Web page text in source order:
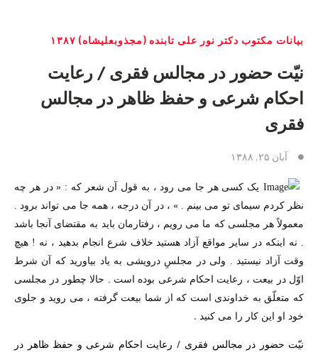
بیانات مکتوب دکتر نور علی تابنده (مجذوبعلیشاه) ۱۳۸۷
نیّت حضور در مجالس فقری / رعایت
احکام شرعی و حفظ ظاهر در مجالس
فقری
آبان ۲۵, ۱۳۸۸
یک کسی هر جا می رود ، به قول آن شعر که : « در هر چه
نظر کردم سیمای تو می بینم . » ، در آن درجه ، همه جا می تواند برود .
معمولاً هر مجلسی که ما می رویم ، رفتارمان باید به مقتضای آنجا باشد
. نه اینکه در سایر مواقع آزاد هستید خلاف شرع انجام بدهید ،‌ نه ! هیچ
وقت آزاد نیستید . ولی در مجلسِ درویشی به یاد بیاورید که آن شرط
اوّل در بیعت ،‌ رعایت احکام شرعی بوده است . حالا چطور در مجلسی
که متعلّق به خداوندی است که از شما بیعت گرفته ، می روید و جلوی
خود او این کار را می کنید .
نیّت حضور در مجالس فقری / رعایت احکام شرعی و حفظ ظاهر در